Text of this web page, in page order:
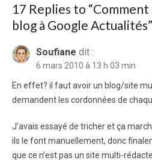
17 Replies to “
blog à Google Actualités”
Soufiane dit :
6 mars 2010 à 13 h 03 min
En effet? il faut avoir un blog/site
demandent les cordonnées de
J’avais essayé de tricher et ça
ils le font manuellement, donc
que ce n’est pas un site multi-